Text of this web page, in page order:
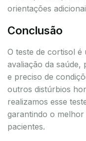
orientações
Conclusão
O teste de cortisol é
avaliação da saúde,
e preciso de
outros distúrbios
realizamos esse
garantindo o
pacientes.